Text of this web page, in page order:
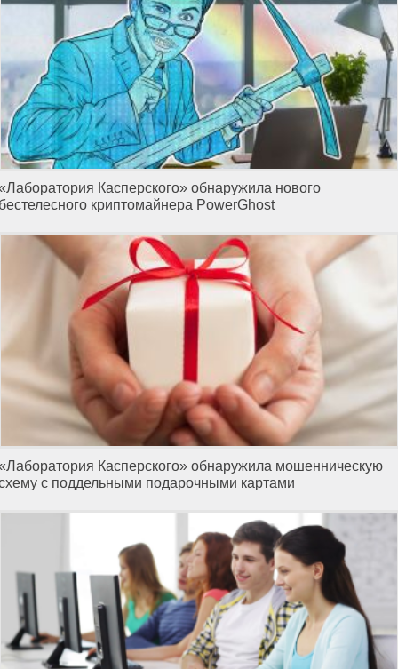
Касперского» обнаружила нового
криптомайнера PowerGhost
Касперского» обнаружила мошенническую
с поддельными подарочными картами